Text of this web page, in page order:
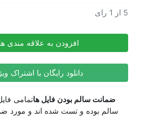
پریمیر پرو
آموزش
بازگشت
آنریل انجین
ایکس دی
ایلوستریتور
دانلود پریست رنگ SONY SLOG 3 LUTS – SKINTONE EDITION by Alexandru Don
5 از 1 رای
افزودن به علاقه مندی
دانلود رایگان با اشتراک
ضمانت سالم بودن فایل هاتمامی
سالم بوده و تست شده اند و مورد